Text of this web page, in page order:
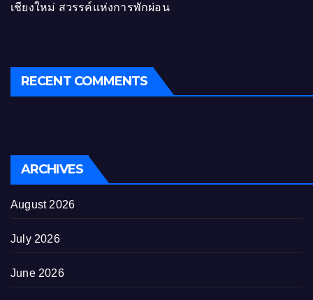
เชียงใหม่ สวรรค์แห่งการพักผ่อน
RECENT COMMENTS
ARCHIVES
August 2026
July 2026
June 2026